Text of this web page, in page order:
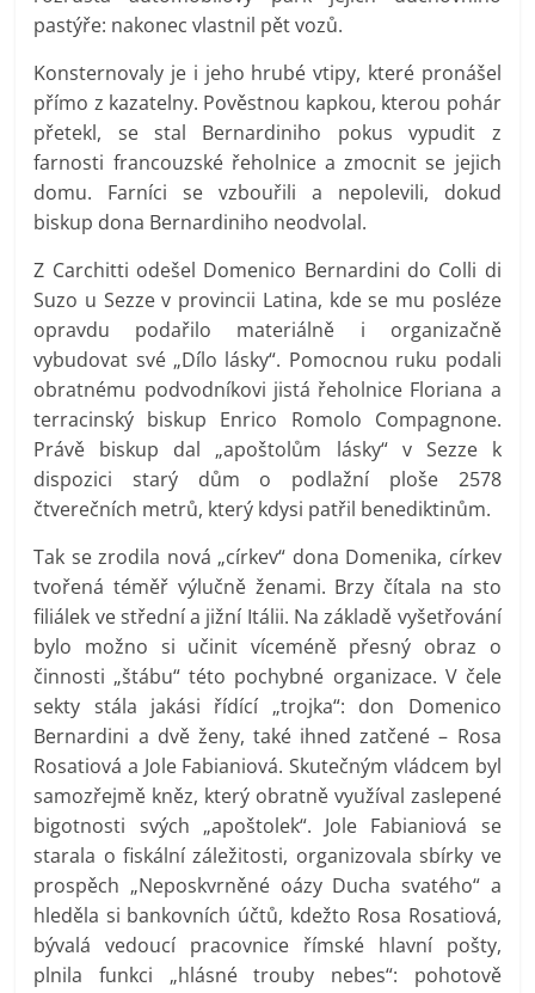
pastýře: nakonec vlastnil pět vozů.
Konsternovaly je i jeho hrubé vtipy, které pronášel
přímo z kazatelny. Pověstnou kapkou, kterou pohár
přetekl, se stal Bernardiniho pokus vypudit z
farnosti francouzské řeholnice a zmocnit se jejich
domu. Farníci se vzbouřili a nepolevili, dokud
biskup dona Bernardiniho neodvolal.
Z Carchitti odešel Domenico Bernardini do Colli di
Suzo u Sezze v provincii Latina, kde se mu posléze
opravdu podařilo materiálně i organizačně
vybudovat své „Dílo lásky“. Pomocnou ruku podali
obratnému podvodníkovi jistá řeholnice Floriana a
terracinský biskup Enrico Romolo Compagnone.
Právě biskup dal „apoštolům lásky“ v Sezze k
dispozici starý dům o podlažní ploše 2578
čtverečních metrů, který kdysi patřil benediktinům.
Tak se zrodila nová „církev“ dona Domenika, církev
tvořená téměř výlučně ženami. Brzy čítala na sto
filiálek ve střední a jižní Itálii. Na základě vyšetřování
bylo možno si učinit víceméně přesný obraz o
činnosti „štábu“ této pochybné organizace. V čele
sekty stála jakási řídící „trojka“: don Domenico
Bernardini a dvě ženy, také ihned zatčené – Rosa
Rosatiová a Jole Fabianiová. Skutečným vládcem byl
samozřejmě kněz, který obratně využíval zaslepené
bigotnosti svých „apoštolek“. Jole Fabianiová se
starala o fiskální záležitosti, organizovala sbírky ve
prospěch „Neposkvrněné oázy Ducha svatého“ a
hleděla si bankovních účtů, kdežto Rosa Rosatiová,
bývalá vedoucí pracovnice římské hlavní pošty,
plnila funkci „hlásné trouby nebes“: pohotově